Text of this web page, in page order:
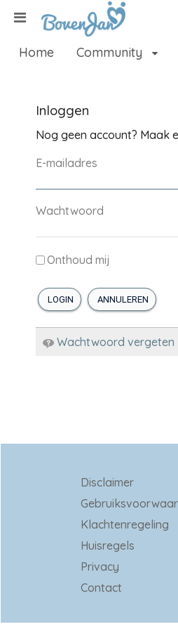
Home
Home Community
Inloggen
Nog geen account? Maak
E-mailadres
Wachtwoord
Onthoud mij
LOGIN ANNULEREN
Wachtwoord vergeten
Disclaimer
Klachtenregeling
Huisregels
Privacy
Contact